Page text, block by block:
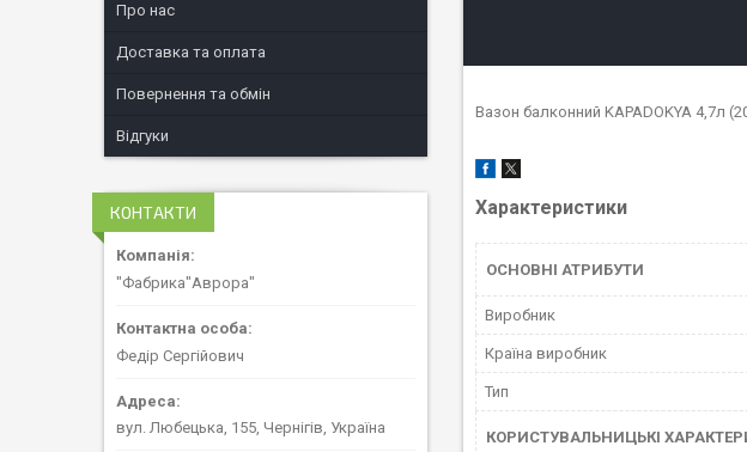
Вазон балконний KAPADOKYA 4,7л
Характеристики
ОСНОВНІ АТРИБУТИ
Виробник
Країна виробник
Тип
КОРИСТУВАЛЬНИЦЬКІ
Про нас
Доставка та оплата
Повернення та обмін
Відгуки
КОНТАКТИ
"Фабрика"Аврора"
Федір Сергійович
вул. Любецька, 155, Чернігів, Україна